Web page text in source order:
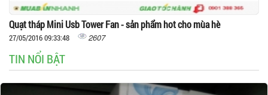
Quạt tháp Mini Usb Tower Fan - sản phẩm hot cho mùa hè
27/05/2016 09:33:48 2607
TIN NỔI BẬT